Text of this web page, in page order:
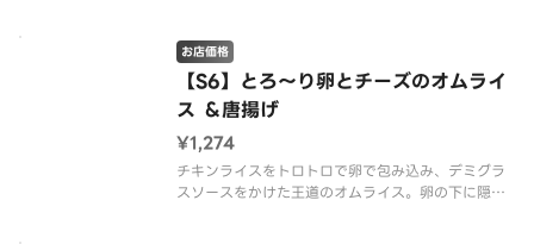
報は、デニーズのホームページをご確認ください。
【S6】とろ～り卵とチーズのオムライ
ス ＆唐揚げ
お店価格
¥1,274
チキンライスをトロトロで卵で包み込み、デミグラ
スソースをかけた王道のオムライス。卵の下に隠れ